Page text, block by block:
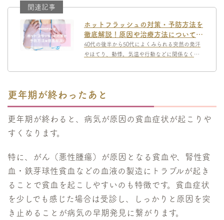
ホットフラッシュの対策・予防方法を
徹底解説！原因や治療方法についても
詳しく紹介
40代の後半から50代によくみられる突然の発汗
やほてり、動悸。気温や行動などに関係なく突
更年期が終わったあと
更年期が終わると、病気が原因の貧血症状が起こりや
すくなります。
特に、がん（悪性腫瘍）が原因となる貧血や、腎性貧
血・鉄芽球性貧血などの血液の製造にトラブルが起き
ることで貧血を起こしやすいのも特徴です。貧血症状
を少しでも感じた場合は受診し、しっかりと原因を突
き止めることが病気の早期発見に繋がります。